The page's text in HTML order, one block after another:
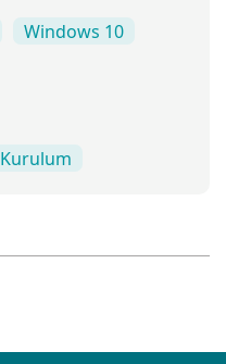
Windows 10
Kurulum